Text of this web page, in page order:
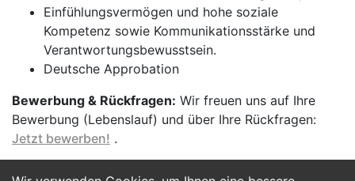
Einfühlungsvermögen und hohe soziale
Kompetenz sowie Kommunikationsstärke und
Verantwortungsbewusstsein.
Deutsche Approbation
Bewerbung & Rückfragen: Wir freuen uns auf Ihre
Bewerbung (Lebenslauf) und über Ihre Rückfragen:
Jetzt bewerben! .